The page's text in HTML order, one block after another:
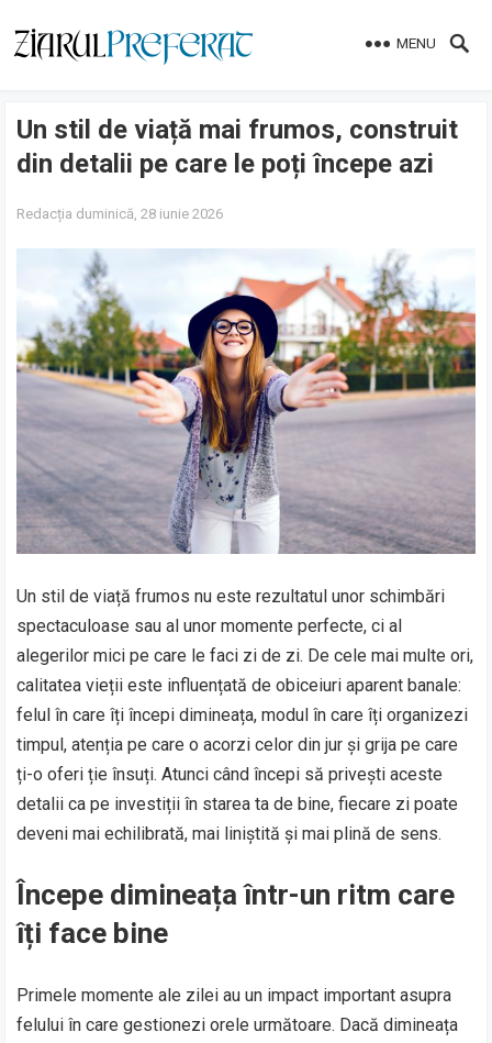
MENU
Un stil de viață mai frumos, construit
din detalii pe care le poți începe azi
Redacția duminică, 28 iunie 2026
Un stil de viață frumos nu este rezultatul unor schimbări
spectaculoase sau al unor momente perfecte, ci al
alegerilor mici pe care le faci zi de zi. De cele mai multe ori,
calitatea vieții este influențată de obiceiuri aparent banale:
felul în care îți începi dimineața, modul în care îți organizezi
timpul, atenția pe care o acorzi celor din jur și grija pe care
ți-o oferi ție însuți. Atunci când începi să privești aceste
detalii ca pe investiții în starea ta de bine, fiecare zi poate
deveni mai echilibrată, mai liniștită și mai plină de sens.
Începe dimineața într-un ritm care
îți face bine
Primele momente ale zilei au un impact important asupra
felului în care gestionezi orele următoare. Dacă dimineața